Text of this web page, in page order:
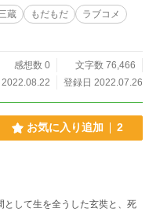
蔵 もだもだ
ラブコメ
感想数 0
文字数 76,466
登録日 2022.07.26
お気に入り追加 2
として生を全うした玄奘と、死